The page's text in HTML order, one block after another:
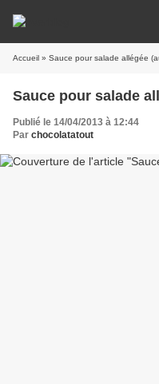
Accueil » Sauce pour salade allégée
Sauce pour salade
Publié le 14/04/2013 à 12:44
Par chocolatatout